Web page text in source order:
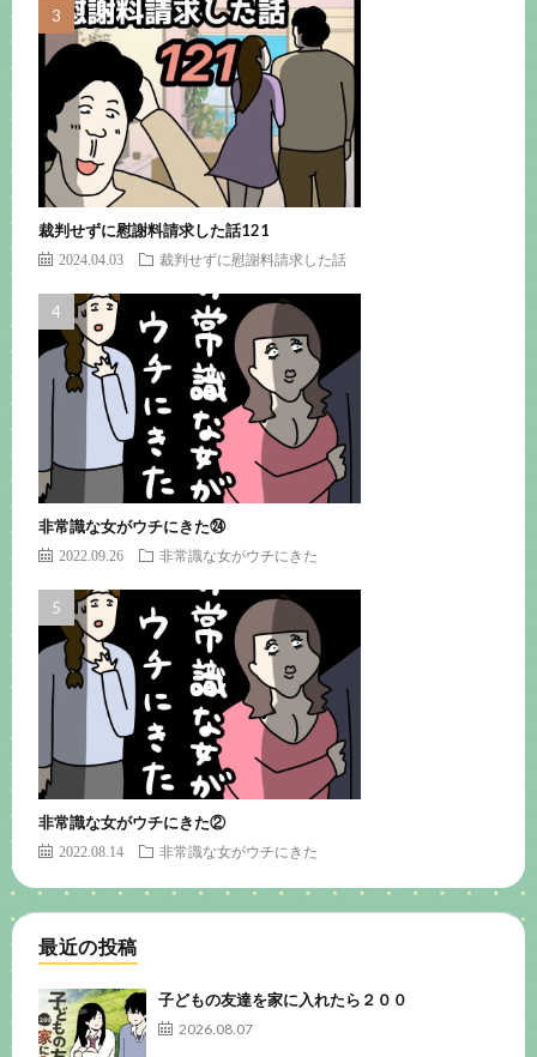
裁判せずに慰謝料請求した話121
2024.04.03 裁判せずに慰謝料請求した話
非常識な女がウチにきた㉔
2022.09.26 非常識な女がウチにきた
非常識な女がウチにきた②
2022.08.14 非常識な女がウチにきた
最近の投稿
子どもの友達を家に入れたら２００
2026.08.07